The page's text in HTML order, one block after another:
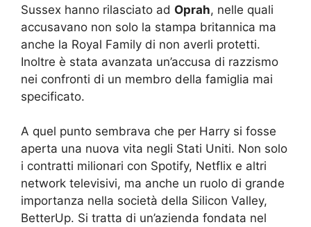
Sussex hanno rilasciato ad Oprah, nelle quali
accusavano non solo la stampa britannica ma
anche la Royal Family di non averli protetti.
Inoltre è stata avanzata un’accusa di razzismo
nei confronti di un membro della famiglia mai
specificato.
A quel punto sembrava che per Harry si fosse
aperta una nuova vita negli Stati Uniti. Non solo
i contratti milionari con Spotify, Netflix e altri
network televisivi, ma anche un ruolo di grande
importanza nella società della Silicon Valley,
BetterUp. Si tratta di un’azienda fondata nel